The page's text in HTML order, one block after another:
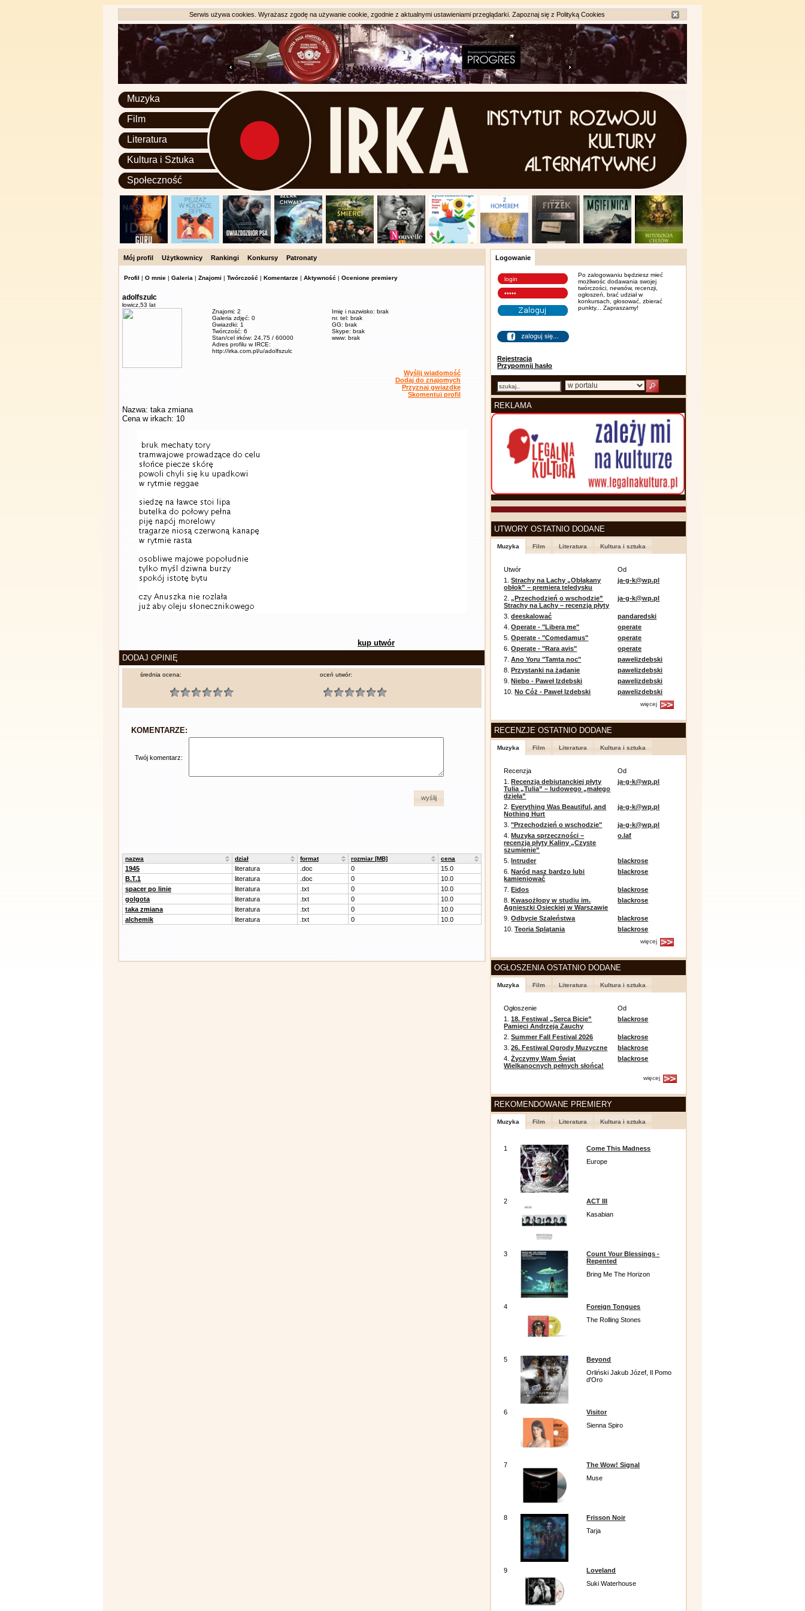
Serwis używa cookies. Wyrażasz zgodę na używanie cookie, zgodnie z aktualnymi ustawieniami przeglądarki. Zapoznaj się z Polityką Cookies
Muzyka
Film
Literatura
Kultura i Sztuka
Społeczność
Mój profil Użytkownicy Rankingi Konkursy Patronaty
Profil | O mnie | Galeria | Znajomi | Twórczość | Komentarze | Aktywność | Ocenione premiery
adolfszulc
łowicz, 53 lat
Znajomi: 2
Galeria zdjęć: 0
Gwiazdki: 1
Twórczość: 6
Stan/cel irków: 24,75 / 60000
Adres profilu w IRCE:
http://irka.com.pl/u/adolfszulc
Imię i nazwisko: brak
nr. tel: brak
GG: brak
Skype: brak
www: brak
Wyślij wiadomość
Dodaj do znajomych
Przyznaj gwiazdkę
Skomentuj profil
Nazwa: taka zmiana
Cena w irkach: 10
kup utwór
DODAJ OPINIĘ
średnia ocena: oceń utwór:
KOMENTARZE:
Twój komentarz:
wyślij
nazwa dział format rozmiar [MB] cena
1945 literatura .doc 0
15.0
B.T.1
literatura .doc 0
10.0
spacer po linie
literatura .txt 0
10.0
golgota
literatura .txt 0
10.0
taka zmiana
literatura .txt 0
10.0
alchemik
literatura .txt 0 10.0
Logowanie
Rejestracja
Przypomnij hasło
Po zalogowaniu będziesz mieć
możliwośc dodawania swojej
twórczości, newsów, recenzji,
ogłoszeń, brać udział w
konkursach, głosować, zbierać
punkty... Zapraszamy!
REKLAMA
UTWORY OSTATNIO DODANE
Muzyka Film Literatura Kultura i sztuka
Utwór
Od
1.Strachy na Lachy „Obłąkany
obłok” – premiera teledysku
ja-g-k@wp.pl
2.„Przechodzień o wschodzie”
Strachy na Lachy – recenzja płyty
ja-g-k@wp.pl
3.deeskalować
pandaredski
4.Operate - "Libera me"
operate
5.Operate - "Comedamus"
operate
6.Operate - "Rara avis"
operate
7.Ano Yoru "Tamta noc"
pawelizdebski
8.Przystanki na żądanie
pawelizdebski
9.Niebo - Paweł Izdebski
pawelizdebski
10.No Cóż - Paweł Izdebski pawelizdebski
więcej
RECENZJE OSTATNIO DODANE
Muzyka Film Literatura Kultura i sztuka
Recenzja
Od
1.Recenzja debiutanckiej płyty
Tulia „Tulia” – ludowego „małego
dzieła”
ja-g-k@wp.pl
2.Everything Was Beautiful, and
Nothing Hurt
ja-g-k@wp.pl
3."Przechodzień o wschodzie"
ja-g-k@wp.pl
4.Muzyka sprzeczności –
recenzja płyty Kaliny „Czyste
szumienie”
o.laf
5.Intruder
blackrose
6.Naród nasz bardzo lubi
kamieniować
blackrose
7.Eidos
blackrose
8.Kwasożłopy w studiu im.
Agnieszki Osieckiej w Warszawie
blackrose
9.Odbycie Szaleństwa
blackrose
10.Teoria Splątania blackrose
więcej
OGŁOSZENIA OSTATNIO DODANE
Muzyka Film Literatura Kultura i sztuka
Ogłoszenie
Od
1.18. Festiwal „Serca Bicie”
Pamięci Andrzeja Zauchy
blackrose
2.Summer Fall Festival 2026
blackrose
3.26. Festiwal Ogrody Muzyczne
blackrose
4.Życzymy Wam Świąt
Wielkanocnych pełnych słońca!
blackrose
więcej
REKOMENDOWANE PREMIERY
Muzyka Film Literatura Kultura i sztuka
1
Come This Madness
Europe
2
ACT III
Kasabian
3
Count Your Blessings -
Repented
Bring Me The Horizon
4
Foreign Tongues
The Rolling Stones
5
Beyond
Orliński Jakub Józef, Il Pomo
d'Oro
6
Visitor
Sienna Spiro
7
The Wow! Signal
Muse
8
Frisson Noir
Tarja
9
Loveland
Suki Waterhouse